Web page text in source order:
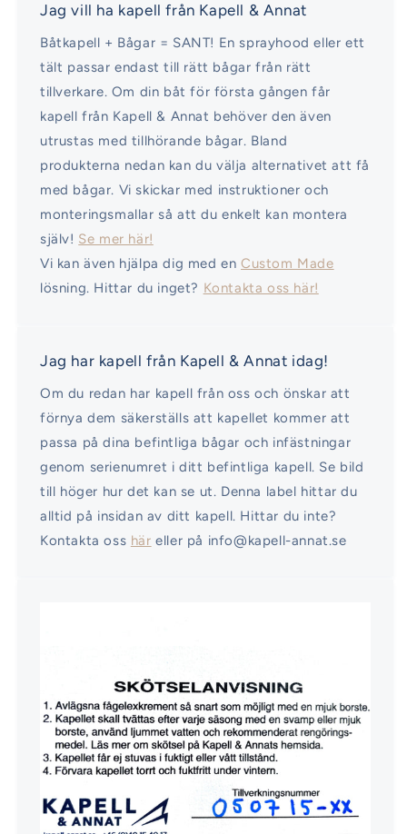
Jag vill ha kapell från Kapell & Annat
Båtkapell + Bågar = SANT! En sprayhood eller ett
tält passar endast till rätt bågar från rätt
tillverkare. Om din båt för första gången får
kapell från Kapell & Annat behöver den även
utrustas med tillhörande bågar. Bland
produkterna nedan kan du välja alternativet att få
med bågar. Vi skickar med instruktioner och
monteringsmallar så att du enkelt kan montera
själv! Se mer här!
Vi kan även hjälpa dig med enCustom Made
lösning. Hittar du inget? Kontakta oss här!
Jag har kapell från Kapell & Annat idag!
Om du redan har kapell från oss och önskar att
förnya dem säkerställs att kapellet kommer att
passa på dina befintliga bågar och infästningar
genom serienumret i ditt befintliga kapell. Se bild
till höger hur det kan se ut. Denna label hittar du
alltid på insidan av ditt kapell. Hittar du inte?
Kontakta oss här eller på info@kapell-annat.se